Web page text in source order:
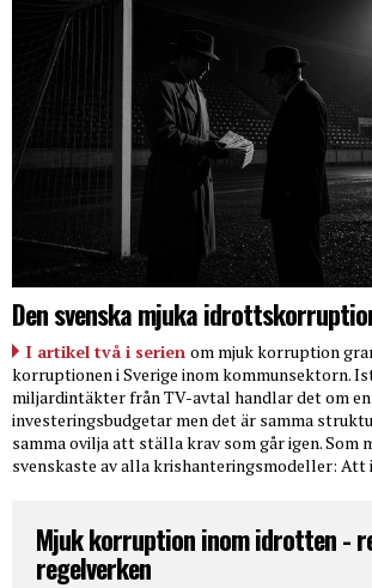
Den svenska mjuka
I artikel två i serien om mjuk korruption
korruptionen i Sverige inom kommunsektorn.
miljardintäkter från TV-avtal handlar det om
investeringsbudgetar men det är samma
samma ovilja att ställa krav som går igen. Som
svenskaste av alla krishanteringsmodeller: Att
Mjuk korruption inom idrotten -
regelverken